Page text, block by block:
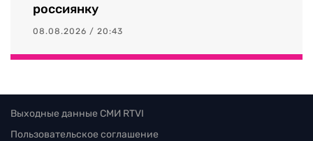
россиянку
08.08.2026 / 20:43
Выходные данные СМИ RTVI
Пользовательское соглашение